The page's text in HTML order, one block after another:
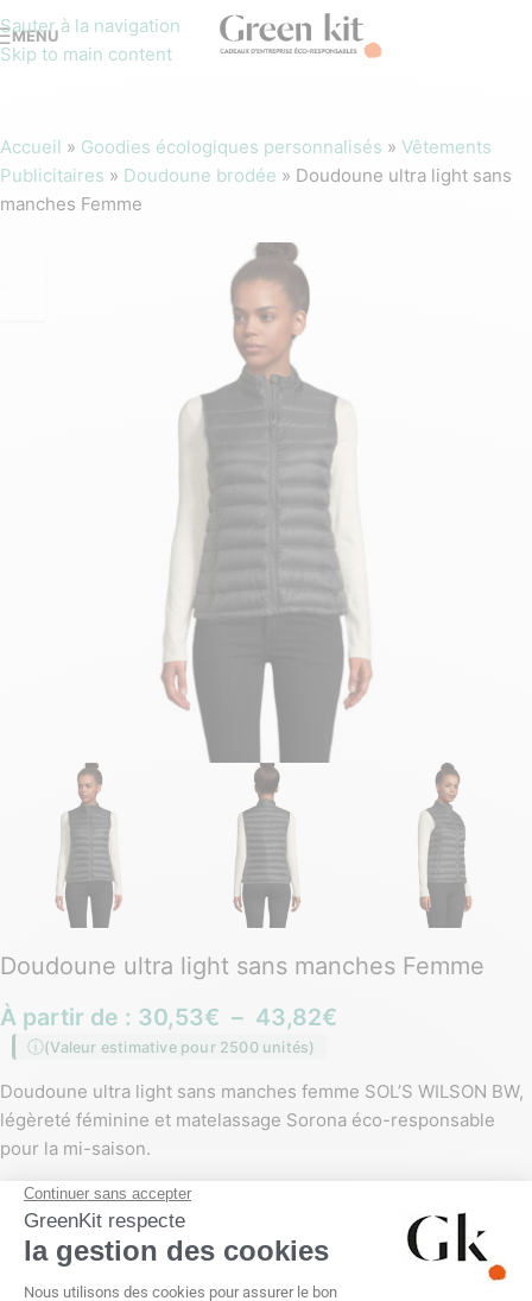
Sauter à la navigation
Skip to main content
MENU
Accueil » Goodies écologiques personnalisés » Vêtements
Publicitaires » Doudoune brodée » Doudoune ultra light sans
manches Femme
Doudoune ultra light sans manches Femme
À partir de : 30,53€ – 43,82€
(Valeur estimative pour 2500 unités)
Doudoune ultra light sans manches femme SOL’S WILSON BW,
légèreté féminine et matelassage Sorona éco-responsable
pour la mi-saison.
COULEUR